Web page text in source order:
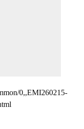
0,,EMI260215-